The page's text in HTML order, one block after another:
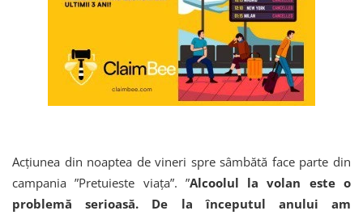
Acțiunea din noaptea de vineri spre sâmbătă face parte din
campania ”Pretuieste viața”. ”Alcoolul la volan este o
problemă serioasă. De la începutul anului am